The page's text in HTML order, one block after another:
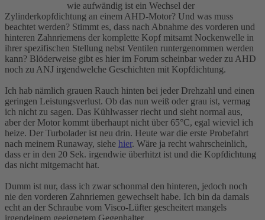
wie aufwändig ist ein Wechsel der
Zylinderkopfdichtung an einem AHD-Motor? Und was muss
beachtet werden? Stimmt es, dass nach Abnahme des vorderen und
hinteren Zahnriemens der komplette Kopf mitsamt Nockenwelle in
ihrer spezifischen Stellung nebst Ventilen runtergenommen werden
kann? Blöderweise gibt es hier im Forum scheinbar weder zu AHD
noch zu ANJ irgendwelche Geschichten mit Kopfdichtung.
Ich hab nämlich grauen Rauch hinten bei jeder Drehzahl und einen
geringen Leistungsverlust. Ob das nun weiß oder grau ist, vermag
ich nicht zu sagen. Das Kühlwasser riecht und sieht normal aus,
aber der Motor kommt überhaupt nicht über 65°C, egal wieviel ich
heize. Der Turbolader ist neu drin. Heute war die erste Probefahrt
nach meinem Runaway, siehe hier. Wäre ja recht wahrscheinlich,
dass er in den 20 Sek. irgendwie überhitzt ist und die Kopfdichtung
das nicht mitgemacht hat.
Dumm ist nur, dass ich zwar schonmal den hinteren, jedoch noch
nie den vorderen Zahnriemen gewechselt habe. Ich bin da damals
echt an der Schraube vom Visco-Lüfter gescheitert mangels